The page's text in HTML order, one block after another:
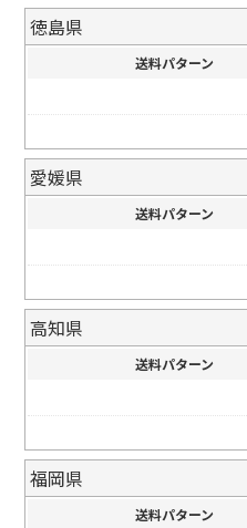
徳島県
送料パターン
愛媛県
送料パターン
高知県
送料パターン
福岡県
送料パターン